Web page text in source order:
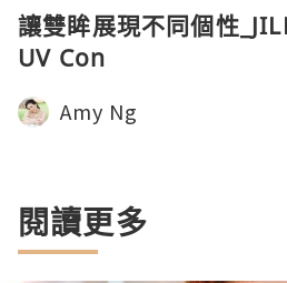
讓雙眸展現不同個性
UV Con
Amy Ng
閱讀更多